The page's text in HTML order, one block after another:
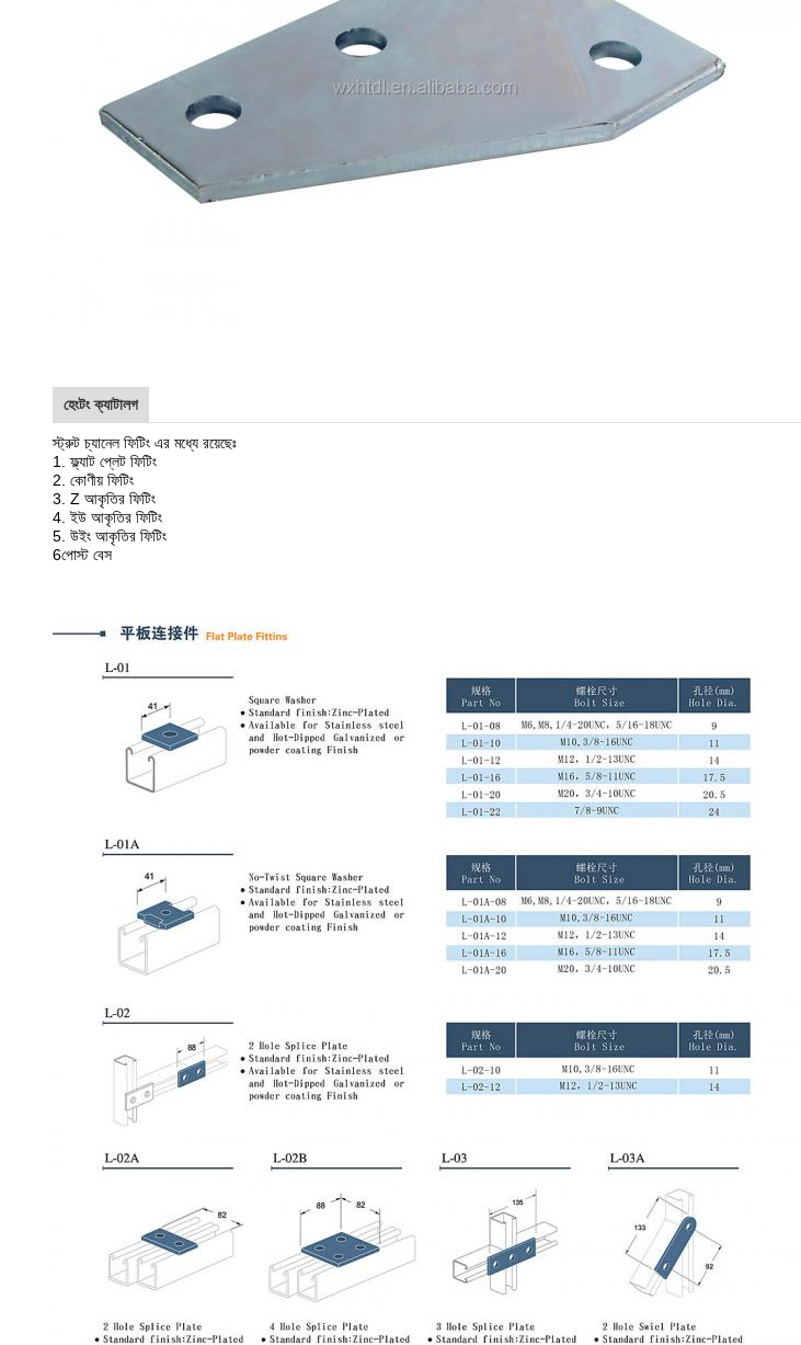
হেংটং ক্যাটালগ
স্ট্রুট চ্যানেল ফিটিং এর মধ্যে রয়েছেঃ
1. ফ্ল্যাট প্লেট ফিটিং
2. কোণীয় ফিটিং
3. Z আকৃতির ফিটিং
4. ইউ আকৃতির ফিটিং
5. উইং আকৃতির ফিটিং
6পোস্ট বেস